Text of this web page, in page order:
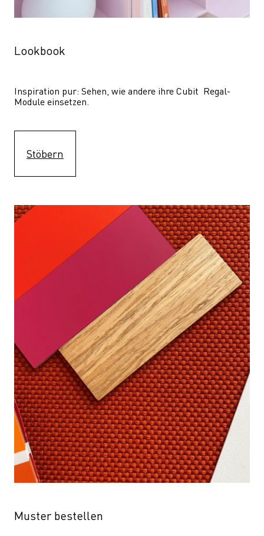
Lookbook
Inspiration pur: Sehen, wie andere ihre Cubit  Regal-
Module einsetzen.
Stöbern
Muster bestellen